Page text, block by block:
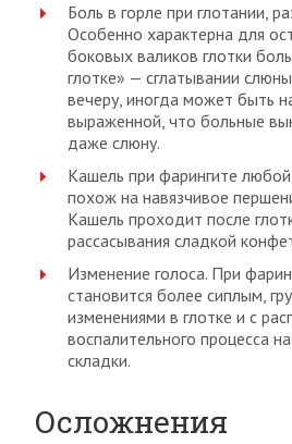
Боль в горле при глотании,
Особенно характерна для
боковых валиков глотки
глотке» — сглатывании
вечеру, иногда может быть
выраженной, что больные
даже слюну.
Кашель при фарингите
похож на навязчивое
Кашель проходит после
рассасывания сладкой
Изменение голоса. При
становится более сиплым,
изменениями в глотке и с
воспалительного процесса
складки.
Осложнения